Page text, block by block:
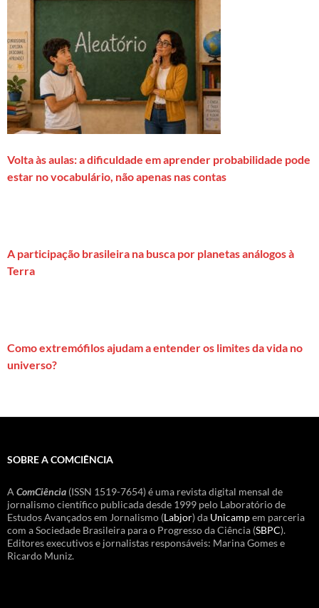
Volta às aulas: a dificuldade em aprender probabilidade pode
estar no vocabulário, não apenas nas contas
A participação brasileira na busca por planetas análogos à
Terra
Como extremófilos ajudam a entender os limites da vida no
universo?
SOBRE A COMCIÊNCIA
A ComCiência (ISSN 1519-7654) é uma revista digital mensal de
jornalismo científico publicada desde 1999 pelo Laboratório de
Estudos Avançados em Jornalismo (Labjor) da Unicampem parceria
com a Sociedade Brasileira para o Progresso da Ciência (SBPC).
Editores executivos e jornalistas responsáveis: Marina Gomes e
Ricardo Muniz.